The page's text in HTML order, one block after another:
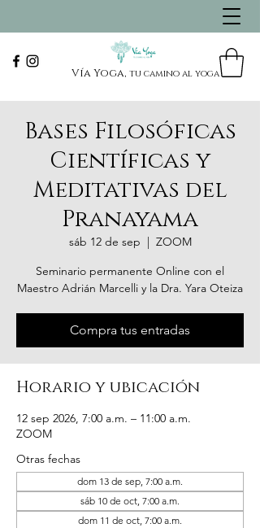
Vía Yoga, tu camino al yoga
Bases Filosóficas
Científicas y
Meditativas del
Pranayama
sáb 12 de sep
  |
ZOOM
Seminario permanente Online con el
Maestro Adrián Marcelli y la Dra. Yara Oteiza
Compra tus entradas
Horario y ubicación
12 sep 2026, 7:00 a.m. – 11:00 a.m.
ZOOM
Otras fechas
dom 13 de sep, 7:00 a.m.
sáb 10 de oct, 7:00 a.m.
dom 11 de oct, 7:00 a.m.